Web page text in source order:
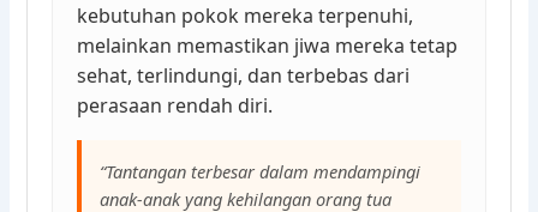
kebutuhan pokok mereka terpenuhi,
melainkan memastikan jiwa mereka tetap
sehat, terlindungi, dan terbebas dari
perasaan rendah diri.
“Tantangan terbesar dalam mendampingi
anak-anak yang kehilangan orang tua